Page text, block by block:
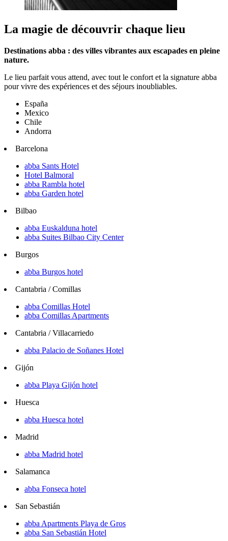
La magie de découvrir chaque lieu
Destinations abba : des villes vibrantes aux escapades en pleine
nature.
Le lieu parfait vous attend, avec tout le confort et la signature abba
pour vivre des expériences et des séjours inoubliables.
España
Mexico
Chile
Andorra
Barcelona
abba Sants Hotel
Hotel Balmoral
abba Rambla hotel
abba Garden hotel
Bilbao
abba Euskalduna hotel
abba Suites Bilbao City Center
Burgos
abba Burgos hotel
Cantabria / Comillas
abba Comillas Hotel
abba Comillas Apartments
Cantabria / Villacarriedo
abba Palacio de Soñanes Hotel
Gijón
abba Playa Gijón hotel
Huesca
abba Huesca hotel
Madrid
abba Madrid hotel
Salamanca
abba Fonseca hotel
San Sebastián
abba Apartments Playa de Gros
abba San Sebastián Hotel